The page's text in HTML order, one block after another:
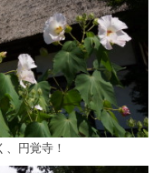
円覚寺！